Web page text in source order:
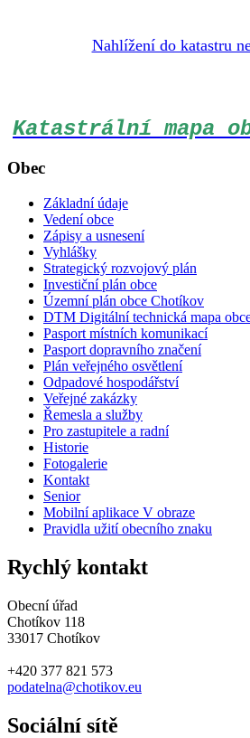
Nahlížení do katastru
Katastrální mapa
Obec
Základní údaje
Vedení obce
Zápisy a usnesení
Vyhlášky
Strategický rozvojový plán
Investiční plán obce
Územní plán obce Chotíkov
DTM Digitální technická mapa
Pasport místních komunikací
Pasport dopravního značení
Plán veřejného osvětlení
Odpadové hospodářství
Veřejné zakázky
Řemesla a služby
Pro zastupitele a radní
Historie
Fotogalerie
Kontakt
Senior
Mobilní aplikace V obraze
Pravidla užití obecního znaku
Rychlý kontakt
Obecní úřad
Chotíkov 118
33017 Chotíkov
+420 377 821 573
podatelna@chotikov.eu
Sociální sítě